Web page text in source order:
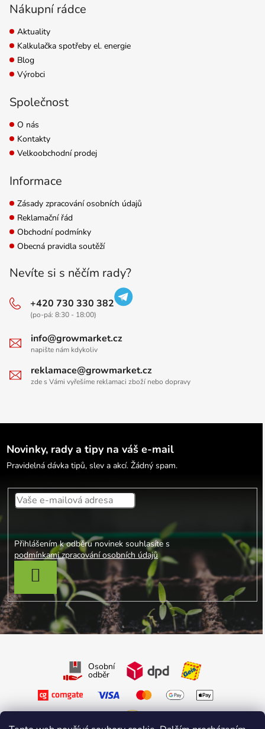
Nákupní rádce
Aktuality
Kalkulačka spotřeby el. energie
Blog
Výrobci
Společnost
O nás
Kontakty
Velkoobchodní prodej
Informace
Zásady zpracování osobních údajů
Reklamační řád
Obchodní podmínky
Obecná pravidla soutěží
Nevíte si s něčím rady?
+420 730 330 382
(po-pá: 8:30 - 18:00)
info@growmarket.cz
napište nám kdykoliv
reklamace@growmarket.cz
zde s Vámi vyřešíme reklamaci zboží nebo dopravy
Novinky, rady a tipy na váš e-mail
Pravidelná dávka tipů, slev a akcí. Žádný spam.
Přihlášením k odběru novinek souhlasíte s
podmínkami zpracování osobních údajů
PŘIHLÁSIT SE
Osobní
odběr